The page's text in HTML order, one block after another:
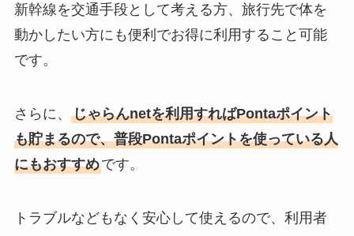
新幹線を交通手段として考える方、旅行先で体を
動かしたい方にも便利でお得に利用すること可能
です。
さらに、 じゃらんnetを利用すればPontaポイント
も貯まるので、普段Pontaポイントを使っている人
にもおすすめです。
トラブルなどもなく安心して使えるので、利用者